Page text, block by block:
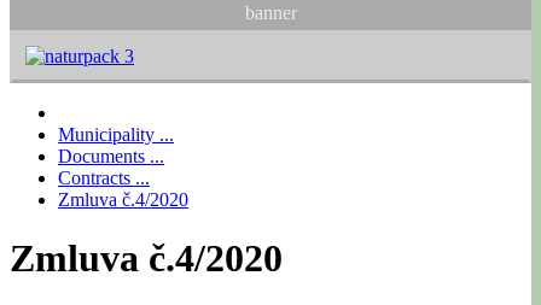
banner
Municipality ...
Documents ...
Contracts ...
Zmluva č.4/2020
Zmluva č.4/2020